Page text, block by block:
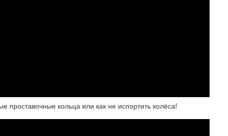
кольца или как не испортить колёса!